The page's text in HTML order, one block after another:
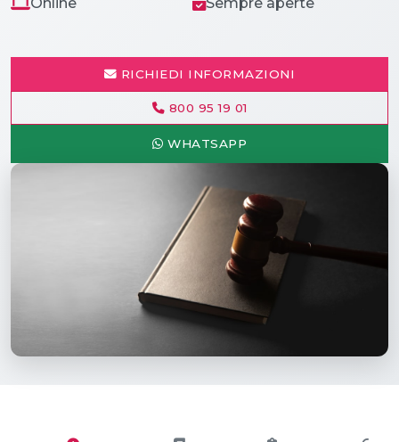
RICHIEDI INFORMAZIONI
800 95 19 01
WHATSAPP